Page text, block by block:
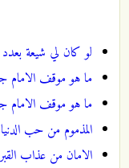
لو كان لي شيعة
ما هو موقف الامام
ما هو موقف الامام
المذموم من حب الدنيا
الامان من عذاب القبر